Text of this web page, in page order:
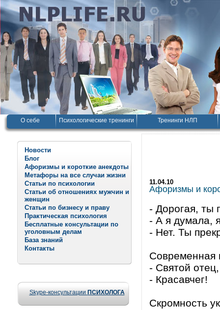
О себе Психологические тренинги Тренинги НЛП
Новости
Блог
Афоризмы и короткие анекдоты
Метафоры на все случаи жизни
Статьи по психологии
Статьи об отношениях мужчин и
женщин
Статьи по бизнесу и праву
Практическая психология
Бесплатные консультации по
уголовным делам
База знаний
Контакты
Skype-консультации ПСИХОЛОГА
11.04.10
Афоризмы и
- Дорогая, ты
- А я думала,
- Нет. Ты
Современная
- Святой
- Красавчег!
Скромность